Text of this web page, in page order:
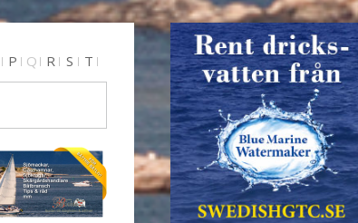
P Q R S
T